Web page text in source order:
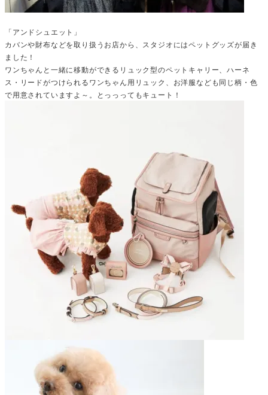
「アンドシュエット」
カバンや財布などを取り扱うお店から、スタジオにはペットグッズが届き
ました！
ワンちゃんと一緒に移動ができるリュック型のペットキャリー、ハーネ
ス・リードがつけられるワンちゃん用リュック、お洋服なども同じ柄・色
で用意されていますよ～。とっっってもキュート！